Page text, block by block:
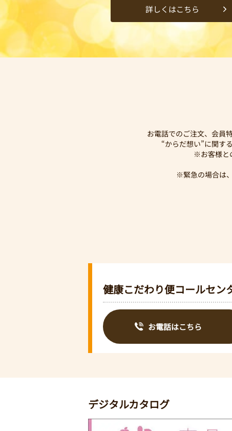
詳しくはこちら
お電話でのご注文、会員
“からだ想い”に関す
※お客様と
※緊急の場合は
健康こだわり便コールセン
お電話はこちら
デジタルカタログ